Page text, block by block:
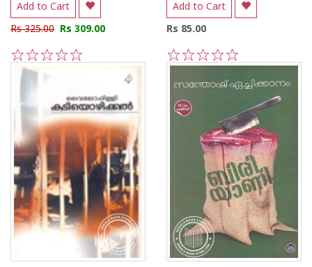
Add to Cart
Rs 325.00 Rs 309.00
2
1
Add to Cart
Rs 85.00
5
4
3
2
1